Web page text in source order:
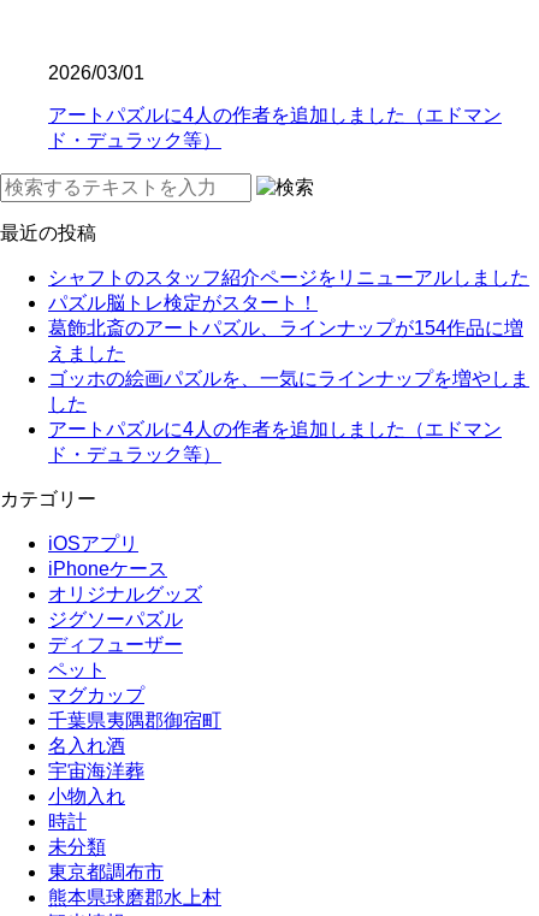
2026/03/01
アートパズルに4人の作者を追加しました（エドマン
ド・デュラック等）
最近の投稿
シャフトのスタッフ紹介ページをリニューアルしました
パズル脳トレ検定がスタート！
葛飾北斎のアートパズル、ラインナップが154作品に増
えました
ゴッホの絵画パズルを、一気にラインナップを増やしま
した
アートパズルに4人の作者を追加しました（エドマン
ド・デュラック等）
カテゴリー
iOSアプリ
iPhoneケース
オリジナルグッズ
ジグソーパズル
ディフューザー
ペット
マグカップ
千葉県夷隅郡御宿町
名入れ酒
宇宙海洋葬
小物入れ
時計
未分類
東京都調布市
熊本県球磨郡水上村